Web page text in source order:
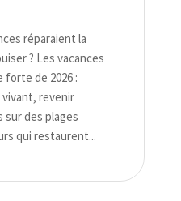
réparaient la
? Les vacances
forte de 2026 :
revenir
sur des plages
qui restaurent...